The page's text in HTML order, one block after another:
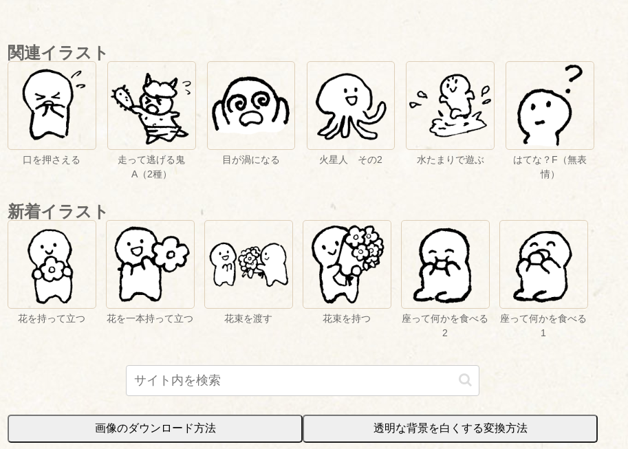
関連イラスト
口を押さえる
走って逃げる鬼
A（2種）
目が渦になる 火星人 その2 水たまりで遊ぶ
はてな？F（無表
情）
新着イラスト
花を持って立つ 花を一本持って立つ 花束を渡す 花束を持つ
座って何かを食べる
2
座って何かを食べる
1
画像のダウンロード方法 透明な背景を白くする変換方法